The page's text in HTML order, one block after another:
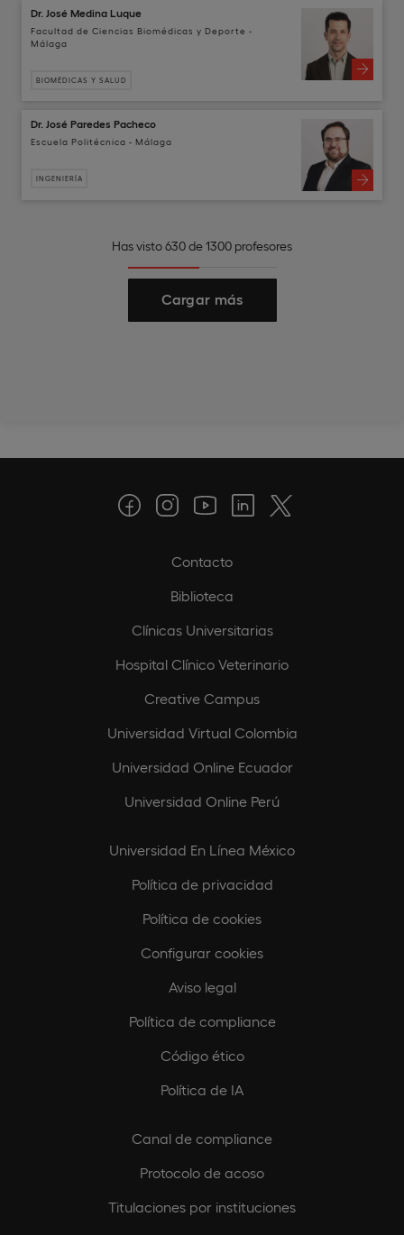
Dr. José Medina Luque
Facultad de Ciencias Biomédicas y Deporte -
Málaga
BIOMÉDICAS Y SALUD
Dr. José Paredes Pacheco
Escuela Politécnica - Málaga
INGENIERÍA
Has visto 630 de 1300 profesores
Cargar más
Contacto
Biblioteca
Clínicas Universitarias
Hospital Clínico Veterinario
Creative Campus
Universidad Virtual Colombia
Universidad Online Ecuador
Universidad Online Perú
Universidad En Línea México
Política de privacidad
Política de cookies
Configurar cookies
Aviso legal
Política de compliance
Código ético
Política de IA
Canal de compliance
Protocolo de acoso
Titulaciones por instituciones